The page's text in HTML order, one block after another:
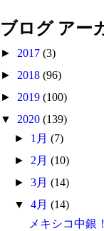
ブログ アー
► 2017 (3)
► 2018 (96)
► 2019 (100)
▼ 2020 (139)
► 1月(7)
► 2月(10)
►3月(14)
▼4月(14)
メキシコ中銀